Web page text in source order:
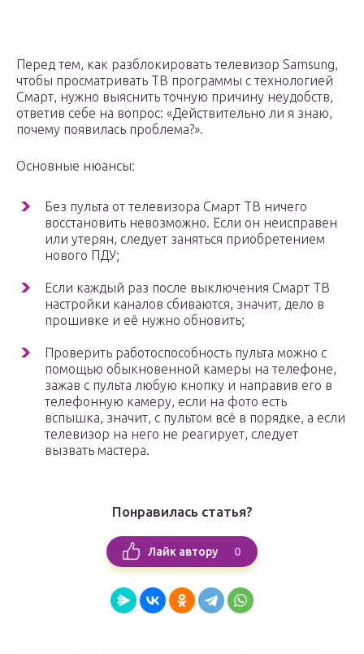
Перед тем, как разблокировать телевизор Samsung,
чтобы просматривать ТВ программы с технологией
Смарт, нужно выяснить точную причину неудобств,
ответив себе на вопрос: «Действительно ли я знаю,
почему появилась проблема?».
Основные нюансы:
Без пульта от телевизора Смарт ТВ ничего
восстановить невозможно. Если он неисправен
или утерян, следует заняться приобретением
нового ПДУ;
Если каждый раз после выключения Смарт ТВ
настройки каналов сбиваются, значит, дело в
прошивке и её нужно обновить;
Проверить работоспособность пульта можно с
помощью обыкновенной камеры на телефоне,
зажав с пульта любую кнопку и направив его в
телефонную камеру, если на фото есть
вспышка, значит, с пультом всё в порядке, а если
телевизор на него не реагирует, следует
вызвать мастера.
Понравилась статья?
Лайк автору 0